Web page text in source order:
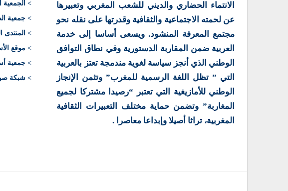
الانتماء الحضاري والديني للشعب المغربي وتعبيرها
عن لحمته الاجتماعية والثقافية وقدرتها على نقله نحو
مجتمع المعرفة المنشود. ويسعى أساسا إلى خدمة
العربية ضمن المقاربة الدستورية وفي نطاق التوافق
الوطني الذي أنجز سياسة لغوية مندمجة تعتز بالعربية
التي ” تظل اللغة الرسمية للمغرب” وتثمن الإنجاز
الوطني للأمازيغية التي تعتبر “رصيدا مشتركا لجميع
المغاربة” وتضمن حماية مختلف التعبيرات الثقافية
المغربية، تراثا أصيلا وإبداعا معاصرا .
> الجمعية
> جمعية
> المنتدى
> موقع
> جمعية
> شبكة